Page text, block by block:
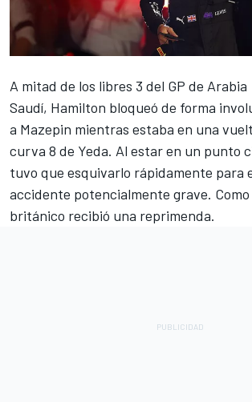
A mitad de los libres 3 del GP de Arabia
Saudí, Hamilton bloqueó de forma
a Mazepin mientras estaba en una
curva 8 de Yeda. Al estar en un punto
tuvo que esquivarlo rápidamente para
accidente potencialmente grave.
británico recibió una reprimenda.